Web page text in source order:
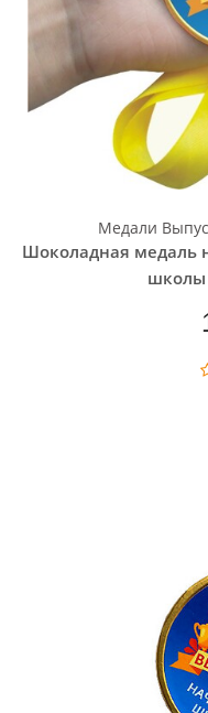
Медали
Шоколадная медаль
школы